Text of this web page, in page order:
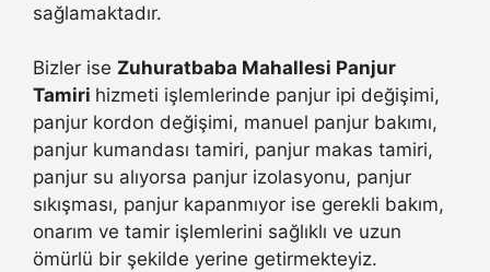
sağlamaktadır.
Bizler ise Zuhuratbaba Mahallesi Panjur
Tamiri hizmeti işlemlerinde panjur ipi değişimi,
panjur kordon değişimi, manuel panjur bakımı,
panjur kumandası tamiri, panjur makas tamiri,
panjur su alıyorsa panjur izolasyonu, panjur
sıkışması, panjur kapanmıyor ise gerekli bakım,
onarım ve tamir işlemlerini sağlıklı ve uzun
ömürlü bir şekilde yerine getirmekteyiz.